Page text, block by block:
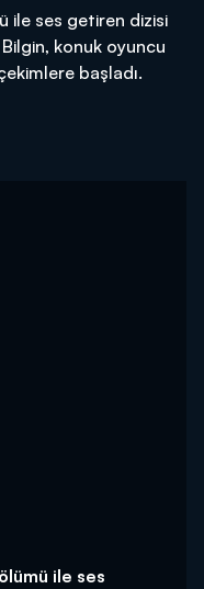
ile ses getiren dizisi
konuk oyuncu
başladı.
ile ses